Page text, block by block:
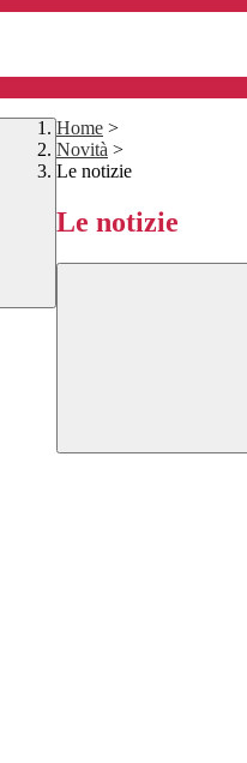
Home >
Novità >
Le notizie
Le notizie